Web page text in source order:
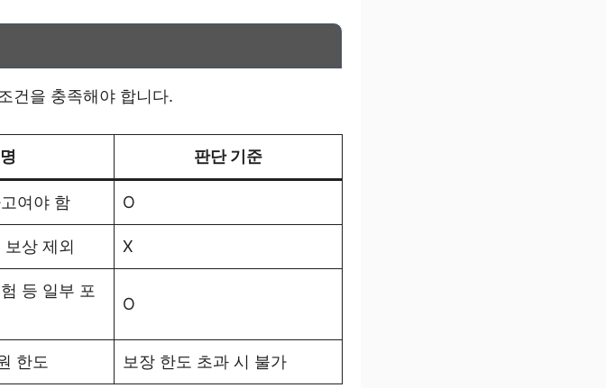
건을 충족해야 합니다.
판단 기준
여야 함 O
상 제외 X
등 일부 포
O
한도 보장 한도 초과 시 불가